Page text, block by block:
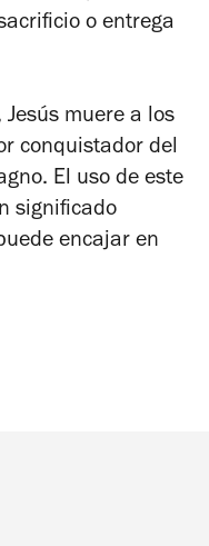
o entrega
muere a los
conquistador del
El uso de este
significado
encajar en